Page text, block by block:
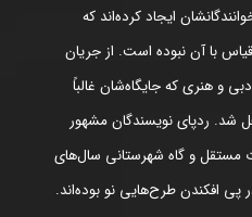
ایجاد کرده‌اند که
با آن نبوده است. از جریان
و هنری که جایگاه‌شان غالباً
شد. ردپای نویسندگان مشهور
مستقل و گاه شهرستانی سال‌های
پی افکندن طرح‌هایی نو بوده‌اند.